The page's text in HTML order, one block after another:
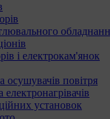
і електрокам'янок
осушувачів повітря
установок